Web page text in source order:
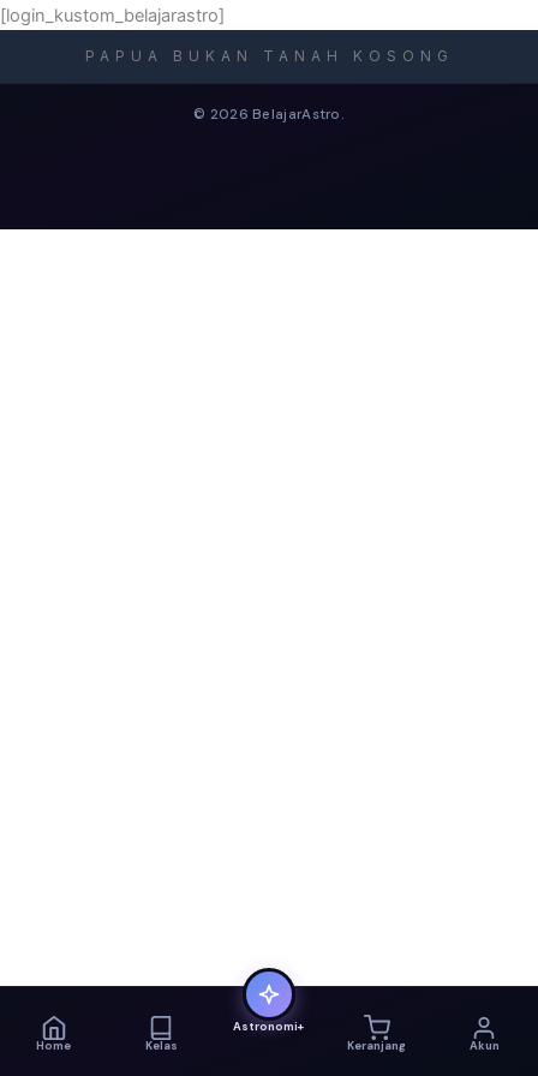
Home Kelas
Astronomi+
Keranjang
Akun
[login_kustom_belajarastro]
PAPUA BUKAN TANAH KOSONG
© 2026 BelajarAstro.